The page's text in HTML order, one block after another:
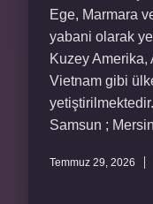
Ege, Marmara
yabani olarak
Kuzey Amerika,
Vietnam gibi
Samsun ;
Temmuz 29, 2026